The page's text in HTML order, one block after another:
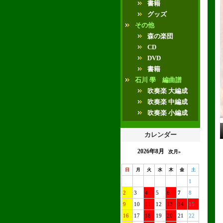
書籍
グッズ
その他
森の楽団
CD
DVD
書籍
石川 學 編曲譜
吹奏楽 大編成
吹奏楽 中編成
吹奏楽 小編成
カレンダー
2026年8月 次月»
日 月 火 水 木 金 土
1
2
3 4 5 6 7
8
9
10 11 12 13 14
15
16
17 18 19 20 21 22